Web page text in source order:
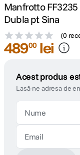
Manfrotto
Dubla pt Sina
(0
48900 lei
Acest produs
Lasă-ne adresa de